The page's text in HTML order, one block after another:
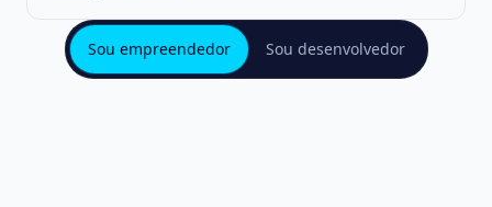
Sou empreendedor Sou desenvolvedor